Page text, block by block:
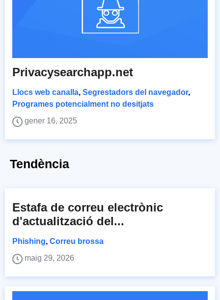
Privacysearchapp.net
Llocs web canalla, Segrestadors del navegador,
Programes potencialment no desitjats
gener 16, 2025
Tendència
Estafa de correu electrònic
d'actualització del...
Phishing, Correu brossa
maig 29, 2026